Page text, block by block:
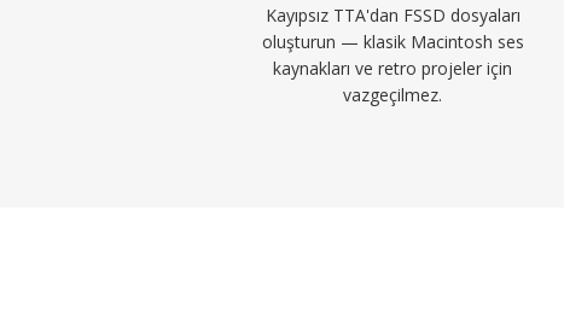
Kayıpsız TTA'dan FSSD dosyaları
oluşturun — klasik Macintosh ses
kaynakları ve retro projeler için
vazgeçilmez.